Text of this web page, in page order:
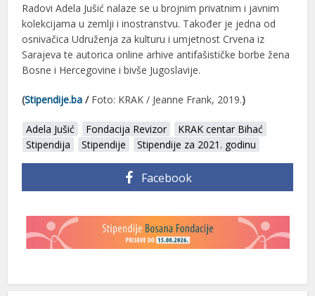
RadoviAdela Jušić nalaze se u brojnim privatnim i javnim
kolekcijama u zemlji i inostranstvu. Također je jedna od
osnivačica Udruženja za kulturu i umjetnost Crvena iz
Sarajeva te autorica online arhive antifašističke borbe žena
Bosne i Hercegovine i bivše Jugoslavije.
(Stipendije.ba / Foto: KRAK / Jeanne Frank, 2019.)
Adela Jušić Fondacija Revizor
KRAK centar Bihać
Stipendija
Stipendije Stipendije za 2021. godinu
Facebook